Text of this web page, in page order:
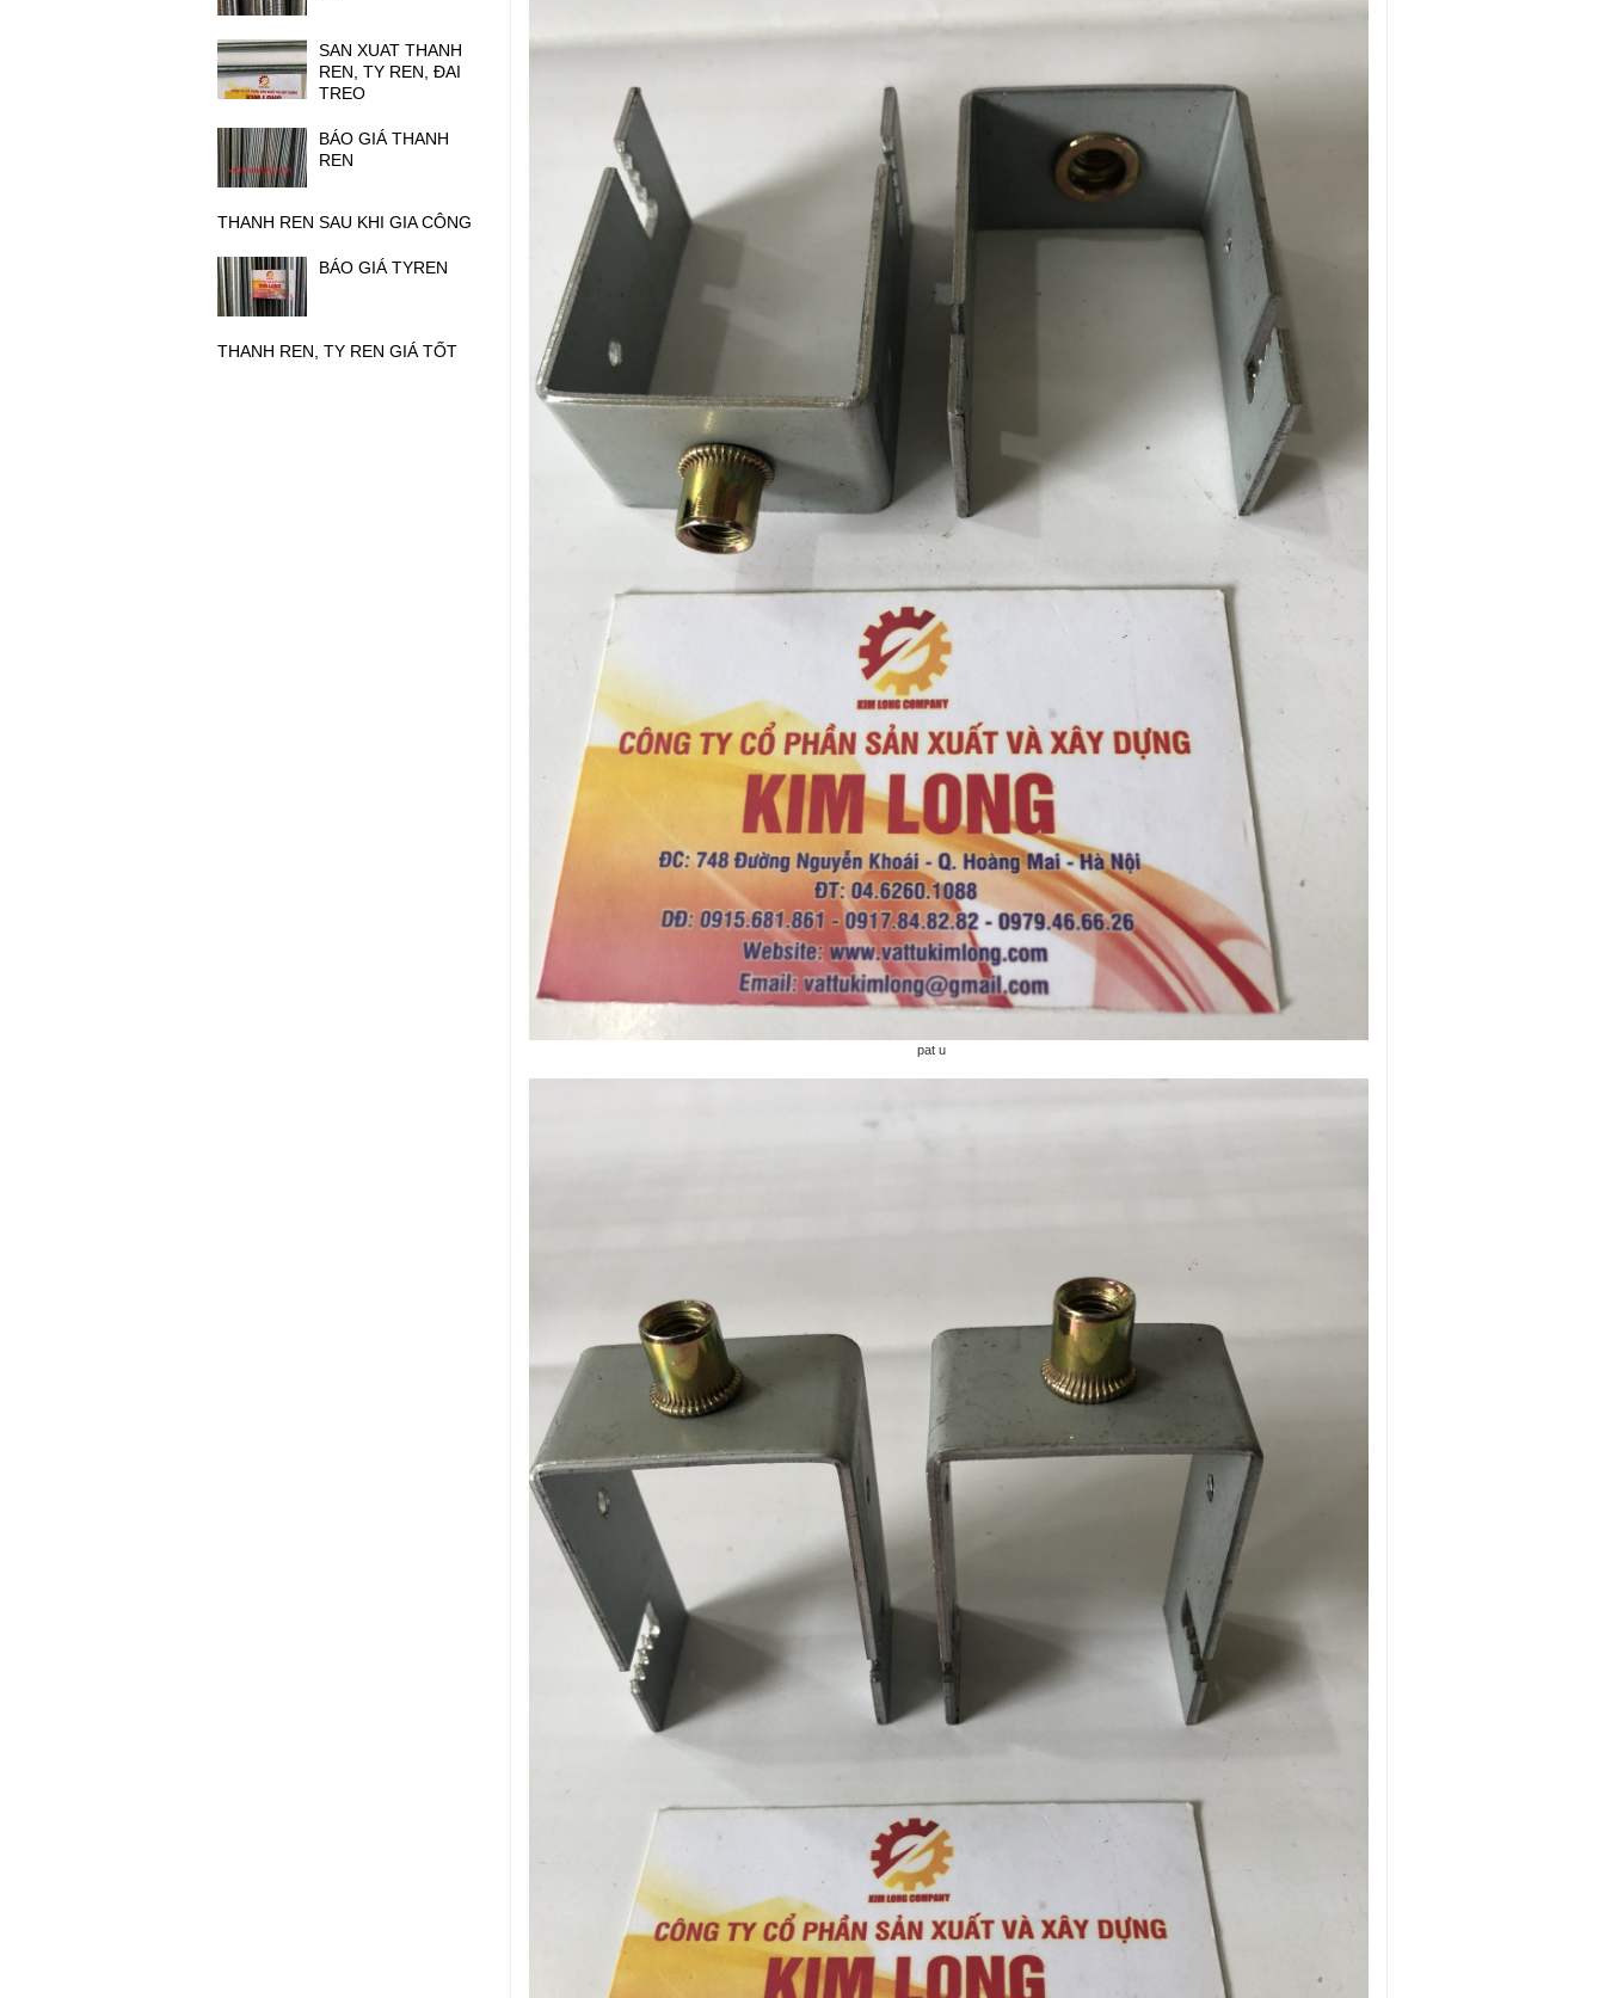
SAN XUAT THANH
REN, TY REN, ĐAI
TREO
BÁO GIÁ THANH
REN
THANH REN SAU KHI GIA CÔNG
BÁO GIÁ TYREN
THANH REN, TY REN GIÁ TỐT
pat u